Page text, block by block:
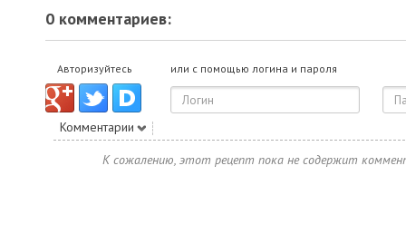
0 комментариев:
Авторизуйтесь или с помощью логина и пароля
Комментарии
К сожалению, этот рецепт пока не содержит